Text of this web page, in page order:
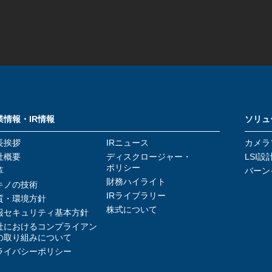
情報・IR情報
挨拶
概要
ノの技術
・環境方針
セキュリティ基本方針
におけるコンプライアン
取り組みについて
イバシーポリシー
IRニュース
ディスクロージャー・
ポリシー
財務ハイライト
IRライブラリー
株式について
ソリ
カメ
LSI設
バー